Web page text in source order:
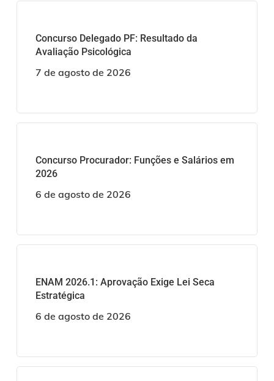
Concurso Delegado PF: Resultado da
Avaliação Psicológica
7 de agosto de 2026
Concurso Procurador: Funções e Salários em
2026
6 de agosto de 2026
ENAM 2026.1: Aprovação Exige Lei Seca
Estratégica
6 de agosto de 2026